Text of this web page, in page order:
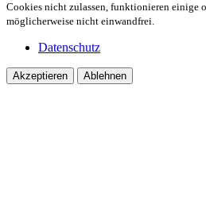
Cookies nicht zulassen, funktionieren einige
möglicherweise nicht einwandfrei.
Datenschutz
Akzeptieren Ablehnen